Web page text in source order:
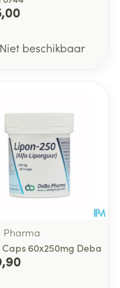
beschikbaar
Pharma
Caps 60x250mg Deba